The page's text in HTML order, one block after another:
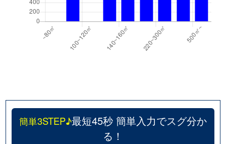
簡単3STEP♪最短45秒 簡単入力でスグ分か
る！